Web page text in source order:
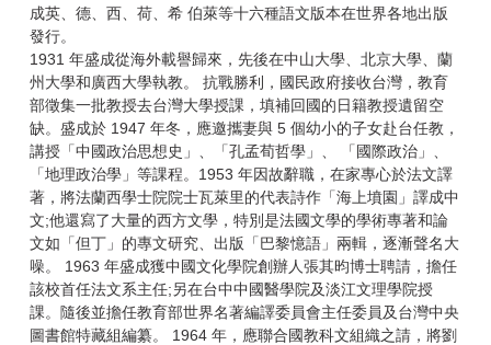
成英、德、西、荷、希 伯萊等十六種語文版本在世界各地出版
發行。
1931 年盛成從海外載譽歸來，先後在中山大學、北京大學、蘭
州大學和廣西大學執教。 抗戰勝利，國民政府接收台灣，教育
部徵集一批教授去台灣大學授課，填補回國的日籍教授遺留空
缺。盛成於 1947 年冬，應邀攜妻與 5 個幼小的子女赴台任教，
講授「中國政治思想史」、「孔孟荀哲學」、 「國際政治」、
「地理政治學」等課程。1953 年因故辭職，在家專心於法文譯
著，將法蘭西學士院院士瓦萊里的代表詩作「海上墳園」譯成中
文;他還寫了大量的西方文學，特別是法國文學的學術專著和論
文如「但丁」的專文研究、出版「巴黎憶語」兩輯，逐漸聲名大
噪。 1963 年盛成獲中國文化學院創辦人張其昀博士聘請，擔任
該校首任法文系主任;另在台中中國醫學院及淡江文理學院授
課。隨後並擔任教育部世界名著編譯委員會主任委員及台灣中央
圖書館特藏組編纂。 1964 年，應聯合國教科文組織之請，將劉